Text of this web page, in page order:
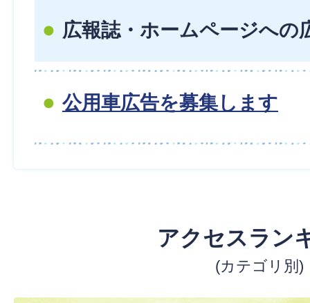
広報誌・ホームページへの
公用車広告を募集します
アクセスラン
(カテゴリ別)